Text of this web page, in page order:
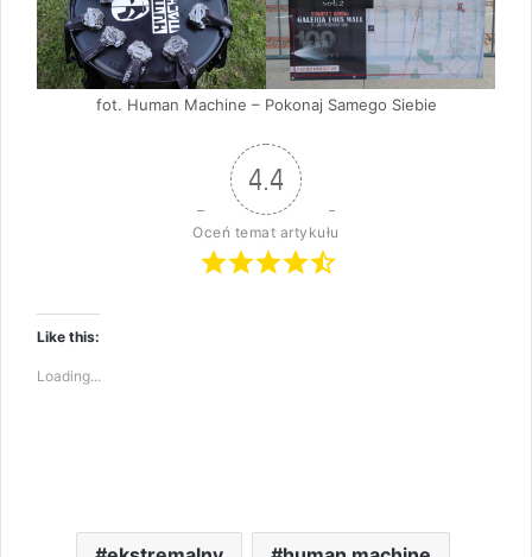
fot. Human Machine – Pokonaj Samego Siebie
4.4
Oceń temat artykułu
Like this:
Loading...